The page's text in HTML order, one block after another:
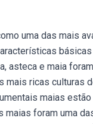
uma das mais
asteca e maia
mais ricas culturas
maias
maias foram uma